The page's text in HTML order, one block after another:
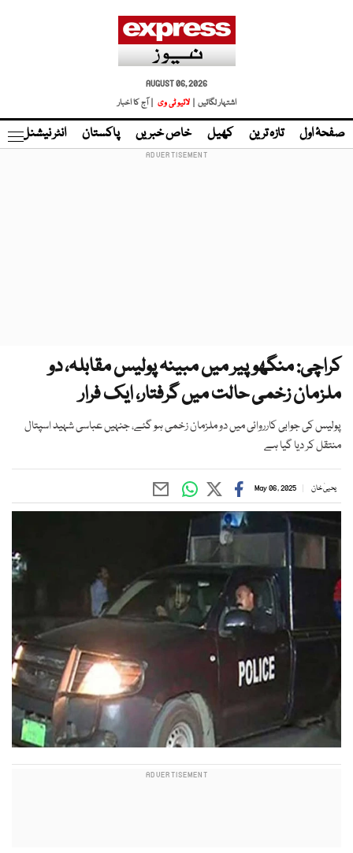
AUGUST 06, 2026
اشتہار لگائیں |
لائیو ٹی وی | آج کا اخبار
صفحۂ اول تازہ ترین کھیل خاص خبریں پاکستان انٹر نیشنل
کراچی: منگھوپیر میں مبینہ پولیس مقابلہ، دو
ملزمان زخمی حالت میں گرفتار، ایک فرار
پولیس کی جوابی کارروائی میں دو ملزمان زخمی ہو گئے، جنہیں عباسی شہید اسپتال
منتقل کر دیا گیا ہے
یحییٰ خان May 06, 2025